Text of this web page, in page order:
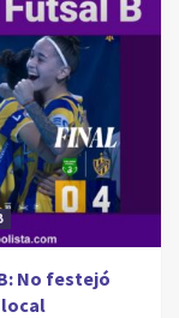
No festejó